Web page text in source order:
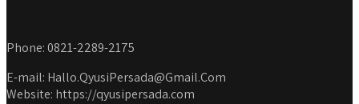
Phone: 0821-2289-2175
E-mail: Hallo.QyusiPersada@Gmail.Com
Website: https://qyusipersada.com